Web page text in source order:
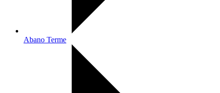
Abano Terme